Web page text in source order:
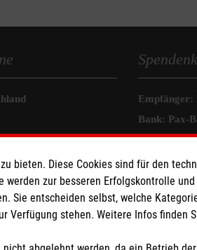
Empfänger:
Bank: Pax-
IBAN: DE67
BIC:
von der Körperschaft- und
bieten. Diese Cookies sind für den
zur besseren Erfolgskontrolle
Sie entscheiden selbst, welche
stehen. Weitere Infos finden